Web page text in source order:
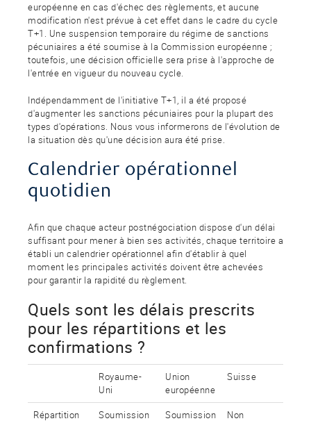
européenne en cas d'échec des règlements, et aucune
modification n'est prévue à cet effet dans le cadre du cycle
T+1. Une suspension temporaire du régime de sanctions
pécuniaires a été soumise à la Commission européenne ;
toutefois, une décision officielle sera prise à l'approche de
l'entrée en vigueur du nouveau cycle.
Indépendamment de l'initiative T+1, il a été proposé
d'augmenter les sanctions pécuniaires pour la plupart des
types d'opérations. Nous vous informerons de l'évolution de
la situation dès qu'une décision aura été prise.
Calendrier opérationnel
quotidien
Afin que chaque acteur postnégociation dispose d'un délai
suffisant pour mener à bien ses activités, chaque territoire a
établi un calendrier opérationnel afin d'établir à quel
moment les principales activités doivent être achevées
pour garantir la rapidité du règlement.
Quels sont les délais prescrits
pour les répartitions et les
confirmations ?
Royaume-
Uni
Union
européenne
Suisse
Répartition
Soumission
Soumission
Non